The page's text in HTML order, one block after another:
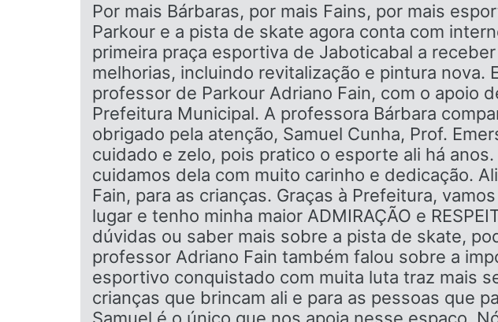
Por mais Bárbaras, por mais Fains, por mais
Parkour e a pista de skate agora conta com
primeira praça esportiva de Jaboticabal a
melhorias, incluindo revitalização e pintura nova.
professor de Parkour Adriano Fain, com o apoio
Prefeitura Municipal. A professora Bárbara
obrigado pela atenção, Samuel Cunha, Prof.
cuidado e zelo, pois pratico o esporte ali há
cuidamos dela com muito carinho e dedicação.
Fain, para as crianças. Graças à Prefeitura,
lugar e tenho minha maior ADMIRAÇÃO e
dúvidas ou saber mais sobre a pista de skate,
professor Adriano Fain também falou sobre a
esportivo conquistado com muita luta traz mais
crianças que brincam ali e para as pessoas que